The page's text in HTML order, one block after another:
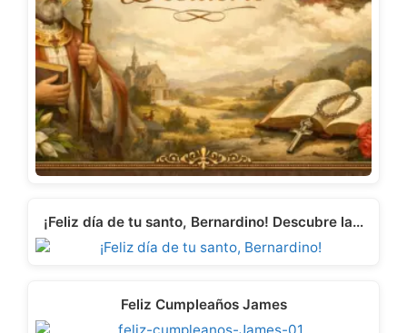
¡Feliz día de tu santo, Bernardino! Descubre la…
Feliz Cumpleaños James